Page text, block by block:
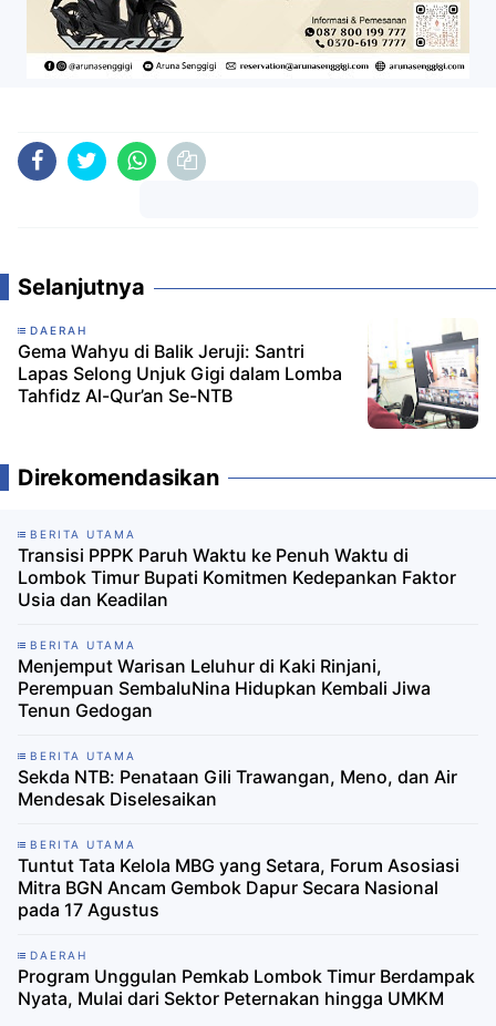
Selanjutnya
DAERAH
Gema Wahyu di Balik Jeruji: Santri
Lapas Selong Unjuk Gigi dalam Lomba
Tahfidz Al-Qur’an Se-NTB
Direkomendasikan
BERITA UTAMA
Transisi PPPK Paruh Waktu ke Penuh Waktu di
Lombok Timur Bupati Komitmen Kedepankan Faktor
Usia dan Keadilan
BERITA UTAMA
Menjemput Warisan Leluhur di Kaki Rinjani,
Perempuan SembaluNina Hidupkan Kembali Jiwa
Tenun Gedogan
BERITA UTAMA
Sekda NTB: Penataan Gili Trawangan, Meno, dan Air
Mendesak Diselesaikan
BERITA UTAMA
Tuntut Tata Kelola MBG yang Setara, Forum Asosiasi
Mitra BGN Ancam Gembok Dapur Secara Nasional
pada 17 Agustus
DAERAH
Program Unggulan Pemkab Lombok Timur Berdampak
Nyata, Mulai dari Sektor Peternakan hingga UMKM